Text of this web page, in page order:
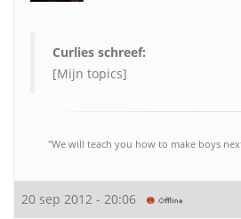
Curlies schreef:
[Mijn topics]
"We will teach you how to make boys
20 sep 2012 - 20:06